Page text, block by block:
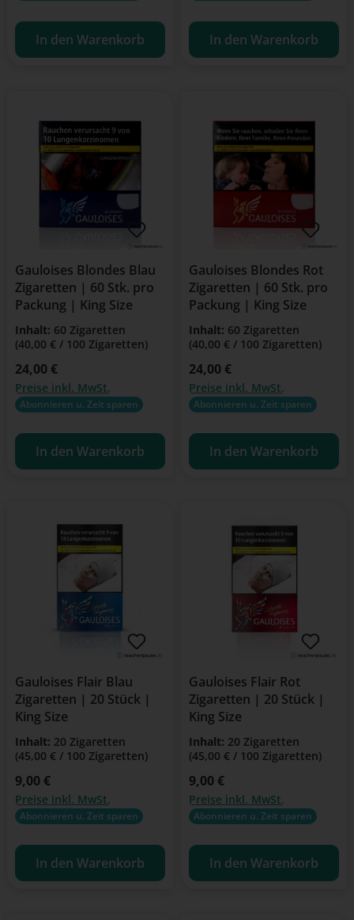
In den Warenkorb In den Warenkorb
Gauloises Blondes Blau
Zigaretten | 60 Stk. pro
Packung | King Size
Inhalt: 60 Zigaretten
(40,00 € / 100 Zigaretten)
Regulärer Preis:
24,00 €
Preise inkl. MwSt.
Abonnieren u. Zeit sparen
In den Warenkorb
Gauloises Blondes Rot
Zigaretten | 60 Stk. pro
Packung | King Size
Inhalt: 60 Zigaretten
(40,00 € / 100 Zigaretten)
Regulärer Preis:
24,00 €
Preise inkl. MwSt.
Abonnieren u. Zeit sparen
In den Warenkorb
Gauloises Flair Blau
Zigaretten | 20 Stück |
King Size
Inhalt: 20 Zigaretten
(45,00 € / 100 Zigaretten)
Regulärer Preis:
9,00 €
Preise inkl. MwSt.
Abonnieren u. Zeit sparen
In den Warenkorb
Gauloises Flair Rot
Zigaretten | 20 Stück |
King Size
Inhalt: 20 Zigaretten
(45,00 € / 100 Zigaretten)
Regulärer Preis:
9,00 €
Preise inkl. MwSt.
Abonnieren u. Zeit sparen
In den Warenkorb